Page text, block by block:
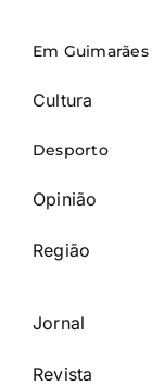
Em Guimarães
Cultura
Desporto
Opinião
Região
Jornal
Revista